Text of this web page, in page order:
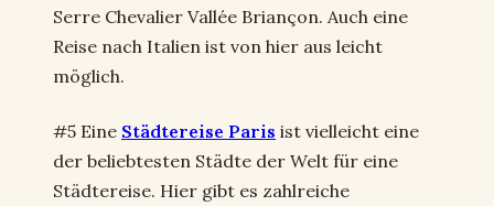
Serre Chevalier Vallée Briançon. Auch eine
Reise nach Italien ist von hier aus leicht
möglich.
#5 Eine Städtereise Paris ist vielleicht eine
der beliebtesten Städte der Welt für eine
Städtereise. Hier gibt es zahlreiche